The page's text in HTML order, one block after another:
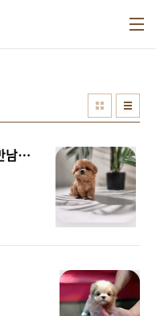
사랑스러운 말티푸 강아지와의 첫 만남, 말티푸분양은 브리더클럽!